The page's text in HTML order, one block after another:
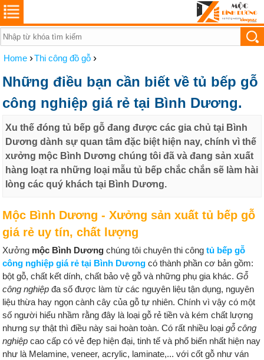
Home ›Thi công đồ gỗ ›
Những điều bạn cần biết về tủ bếp gỗ
công nghiệp giá rẻ tại Bình Dương.
Xu thế đóng tủ bếp gỗ đang được các gia chủ tại Bình
Dương dành sự quan tâm đặc biệt hiện nay, chính vì thế
xưởng mộc Bình Dương chúng tôi đã và đang sản xuất
hàng loạt ra những loại mẫu tủ bếp chắc chắn sẽ làm hài
lòng các quý khách tại Bình Dương.
Mộc Bình Dương - Xưởng sản xuất tủ bếp gỗ
giá rẻ uy tín, chất lượng
Xưởng mộc Bình Dương chúng tôi chuyên thi côngtủ bếp gỗ
công nghiệp giá rẻ tại Bình Dương có thành phần cơ bản gồm:
bột gỗ, chất kết dính, chất bảo vệ gỗ và những phụ gia khác.Gỗ
công nghiệp đa số được làm từ các nguyên liệu tận dụng, nguyên
liệu thừa hay ngọn cành cây của gỗ tự nhiên. Chính vì vậy có một
số người hiểu nhầm rằng đây là loại gỗ rẻ tiền và kém chất lượng
nhưng sự thật thì điều này sai hoàn toàn. Có rất nhiều loạigỗ công
nghiệp cao cấp có vẻ đẹp hiện đại, tinh tế và phổ biến nhất hiện nay
như là Melamine, veneer, acrylic, laminate,... với cốt gỗ như ván